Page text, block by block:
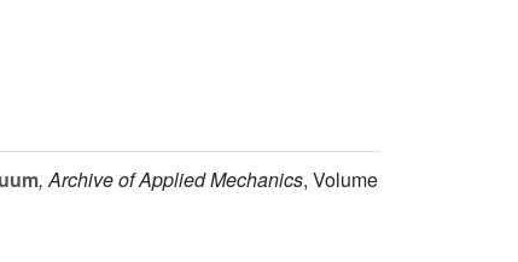
, Archive of Applied Mechanics, Volume